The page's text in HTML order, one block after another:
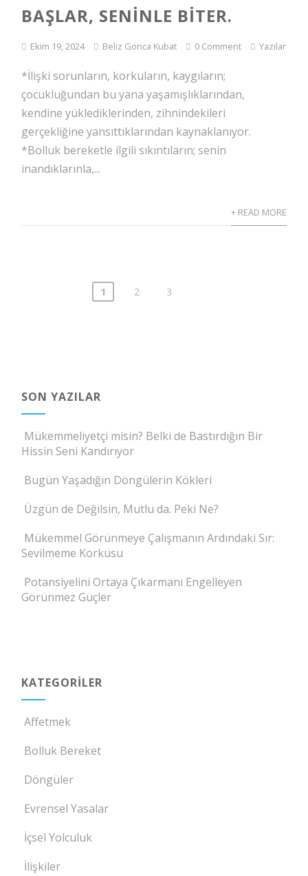
BAŞLAR, SENINLE BITER.
Ekim 19, 2024 Beliz Gonca Kubat 0 Comment Yazılar
*İlişki sorunların, korkuların, kaygıların;
çocukluğundan bu yana yaşamışlıklarından,
kendine yüklediklerinden, zihnindekileri
gerçekliğine yansıttıklarından kaynaklanıyor.
*Bolluk bereketle ilgili sıkıntıların; senin
inandıklarınla,...
+ READ MORE
1 2 3
SON YAZILAR
Mükemmeliyetçi misin? Belki de Bastırdığın Bir
Hissin Seni Kandırıyor
Bugün Yaşadığın Döngülerin Kökleri
Üzgün de Değilsin, Mutlu da. Peki Ne?
Mükemmel Görünmeye Çalışmanın Ardındaki Sır:
Sevilmeme Korkusu
Potansiyelini Ortaya Çıkarmanı Engelleyen
Görünmez Güçler
KATEGORILER
Affetmek
Bolluk Bereket
Döngüler
Evrensel Yasalar
İçsel Yolculuk
İlişkiler